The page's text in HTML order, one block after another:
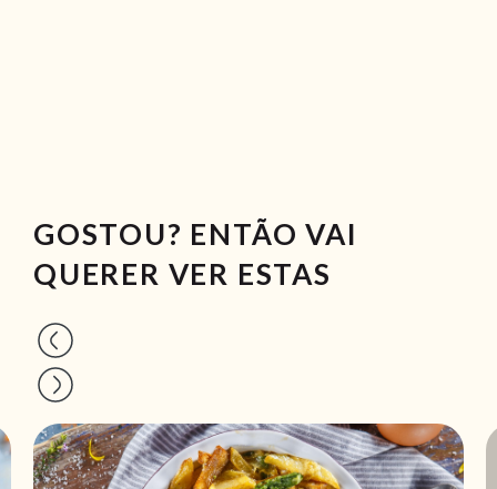
GOSTOU? ENTÃO VAI
QUERER VER ESTAS